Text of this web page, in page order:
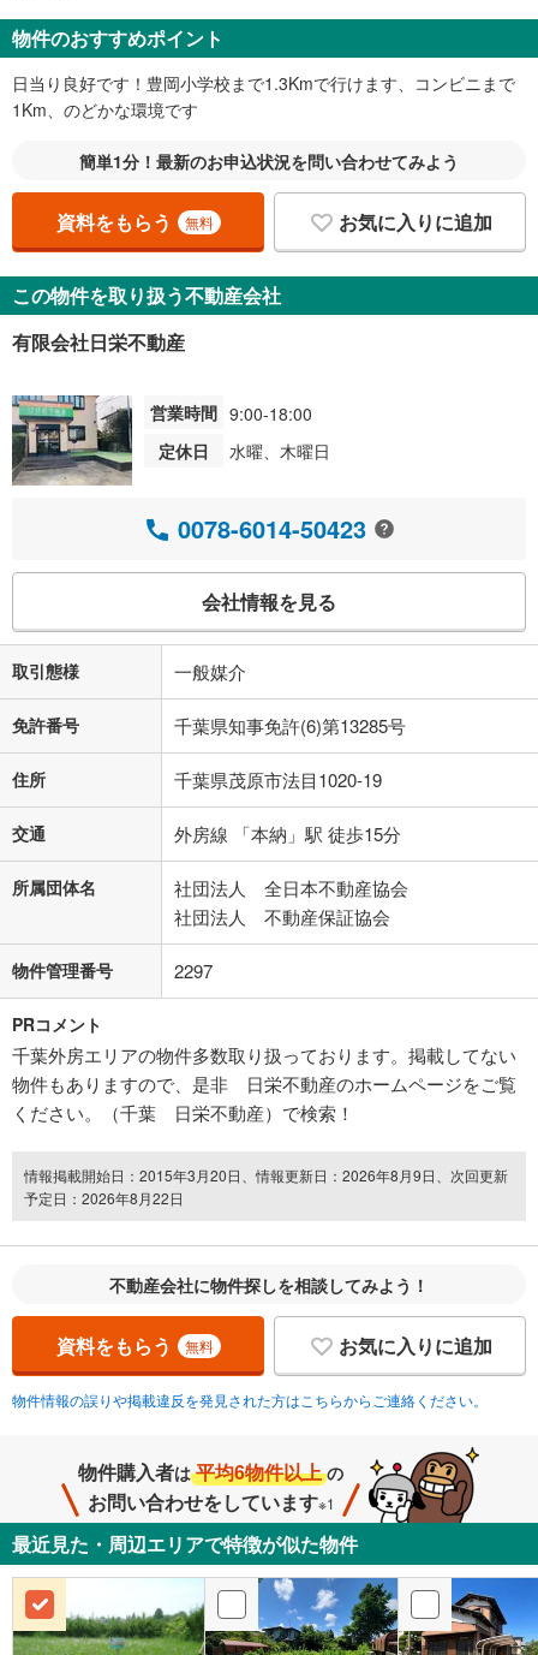
物件のおすすめポイント
日当り良好です！豊岡小学校まで1.3Kmで行けます、コンビニまで
1Km、のどかな環境です
簡単1分！最新のお申込状況を問い合わせてみよう
資料をもらう 無料 お気に入りに追加
この物件を取り扱う不動産会社
有限会社日栄不動産
営業時間 9:00-18:00
定休日
水曜、木曜日
0078-6014-50423
会社情報を見る
取引態様 一般媒介
免許番号 千葉県知事免許(6)第13285号
住所 千葉県茂原市法目1020-19
交通 外房線 「本納」駅 徒歩15分
所属団体名
社団法人 全日本不動産協会
社団法人 不動産保証協会
物件管理番号 2297
PRコメント
千葉外房エリアの物件多数取り扱っております。掲載してない
物件もありますので、是非 日栄不動産のホームページをご覧
ください。（千葉 日栄不動産）で検索！
情報掲載開始日：2015年3月20日、情報更新日：2026年8月9日、次回更新
予定日：2026年8月22日
不動産会社に物件探しを相談してみよう！
資料をもらう 無料 お気に入りに追加
物件情報の誤りや掲載違反を発見された方はこちらからご連絡ください。
物件購入者は 平均6物件以上 の
お問い合わせをしています※1
最近見た・周辺エリアで特徴が似た物件